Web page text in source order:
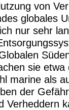
von
globales
nur sehr
sie etwa
marine als
der
Verheddern